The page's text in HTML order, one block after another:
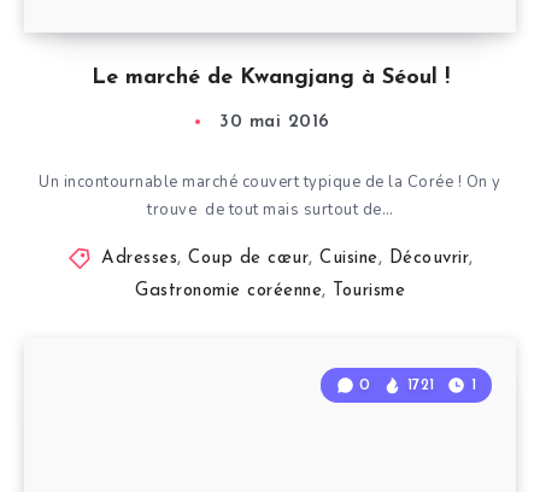
Le marché de Kwangjang à Séoul !
30 mai 2016
Un incontournable marché couvert typique de la Corée ! On y
trouve de tout mais surtout de…
Adresses, Coup de cœur, Cuisine, Découvrir,
Gastronomie coréenne, Tourisme
0 1721 1